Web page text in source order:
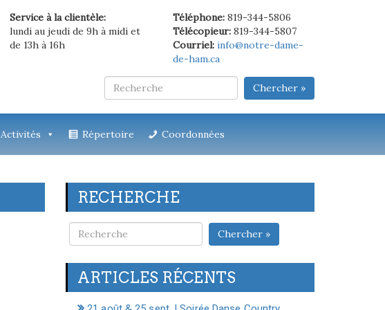
Service à la clientèle:
lundi au jeudi de 9h à midi et
de 13h à 16h
Téléphone:819-344-5806
Télécopieur:819-344-5807
Courriel: info@notre-dame-
de-ham.ca
Chercher »
Activités Répertoire Coordonnées
RECHERCHE
Chercher »
ARTICLES RÉCENTS